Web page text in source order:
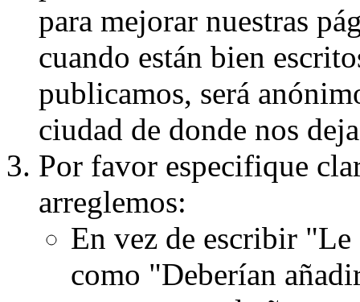
para mejorar nuestras
cuando están bien
publicamos, será
ciudad de donde nos
Por favor especifique
arreglemos:
En vez de escribir
como "Deberían